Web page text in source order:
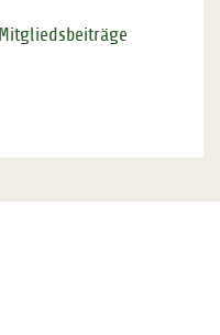
Mitgliedsbeiträge